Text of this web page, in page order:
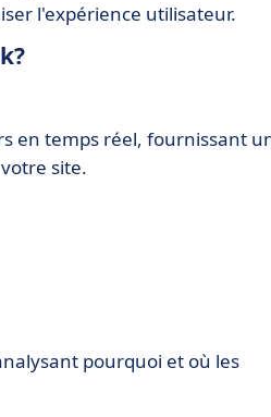
l'expérience utilisateur.
en temps réel, fournissant
site.
pourquoi et où les